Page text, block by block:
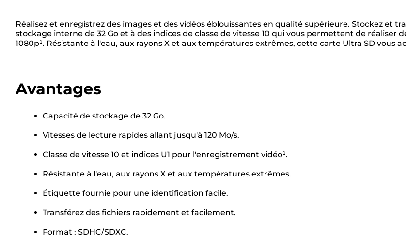
Réalisez et enregistrez des images et des vidéos éblouissantes en qualité supérieure. Stockez et
stockage interne de 32 Go et à des indices de classe de vitesse 10 qui vous permettent de réaliser
1080p¹. Résistante à l'eau, aux rayons X et aux températures extrêmes, cette carte Ultra SD vous
Avantages
Capacité de stockage de 32 Go.
Vitesses de lecture rapides allant jusqu'à 120 Mo/s.
Classe de vitesse 10 et indices U1 pour l'enregistrement vidéo¹.
Résistante à l'eau, aux rayons X et aux températures extrêmes.
Étiquette fournie pour une identification facile.
Transférez des fichiers rapidement et facilement.
Format : SDHC/SDXC.